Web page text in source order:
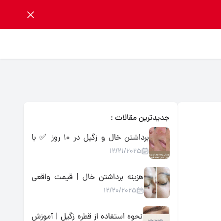
جدیدترین مقالات :
برداشتن خال و زگیل در ۱۰ روز ✅ با
محلول گیاهی اسید میوه | تضمینی،
بدون درد و جراحی
12/21/2025
هزینه برداشتن خال | قیمت واقعی
روش‌ها + جایگزین خانگی کم‌هزینه
12/20/2025
نحوه استفاده از قطره زگیل | آموزش